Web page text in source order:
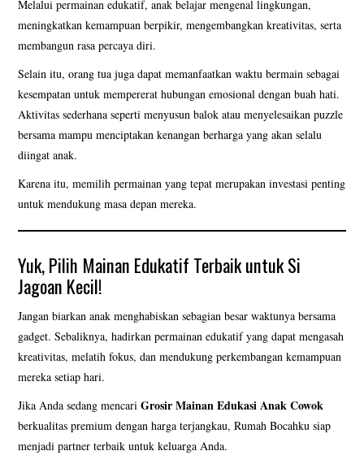
Melalui permainan edukatif, anak belajar mengenal lingkungan,
meningkatkan kemampuan berpikir, mengembangkan kreativitas, serta
membangun rasa percaya diri.
Selain itu, orang tua juga dapat memanfaatkan waktu bermain sebagai
kesempatan untuk mempererat hubungan emosional dengan buah hati.
Aktivitas sederhana seperti menyusun balok atau menyelesaikan puzzle
bersama mampu menciptakan kenangan berharga yang akan selalu
diingat anak.
Karena itu, memilih permainan yang tepat merupakan investasi penting
untuk mendukung masa depan mereka.
Yuk, Pilih Mainan Edukatif Terbaik untuk Si
Jagoan Kecil!
Jangan biarkan anak menghabiskan sebagian besar waktunya bersama
gadget. Sebaliknya, hadirkan permainan edukatif yang dapat mengasah
kreativitas, melatih fokus, dan mendukung perkembangan kemampuan
mereka setiap hari.
Jika Anda sedang mencariGrosir Mainan Edukasi Anak Cowok
berkualitas premium dengan harga terjangkau, Rumah Bocahku siap
menjadi partner terbaik untuk keluarga Anda.